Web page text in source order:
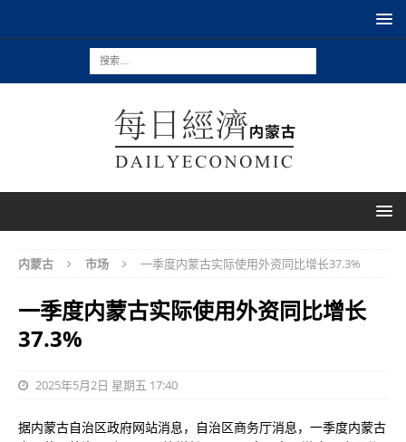
内蒙古 市场 一季度内蒙古实际使用外资同比增长37.3%
一季度内蒙古实际使用外资同比增长
37.3%
2025年5月2日 星期五 17:40
据内蒙古自治区政府网站消息，自治区商务厅消息，一季度内蒙古